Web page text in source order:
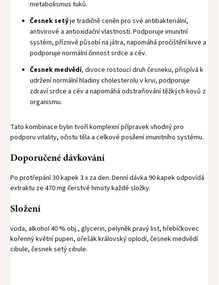
metabolismus tuků.
Česnek setýje tradičně ceněn pro své antibakteriální,
antivirové a antioxidační vlastnosti. Podporuje imunitní
systém, příznivě působí na játra, napomáhá pročištění krve a
podporuje normální činnost srdce a cév.
Česnek medvědí, divoce rostoucí druh česneku, přispívá k
udržení normální hladiny cholesterolu v krvi, podporuje
zdraví srdce a cév a napomáhá odstraňování těžkých kovů z
organismu.
Tato kombinace bylin tvoří komplexní přípravek vhodný pro
podporu vitality, očistu těla a celkové posílení imunitního systému.
Doporučené dávkování
Po protřepání 30 kapek 3 x za den. Denní dávka 90 kapek odpovídá
extraktu ze 470 mg čerstvé hmoty každé složky.
Složení
voda, alkohol 40 % obj., glycerin, pelyněk pravý list, hřebíčkovec
kořenný květní pupen, ořešák královský oplodí, česnek medvědí
cibule, česnek setý cibule.